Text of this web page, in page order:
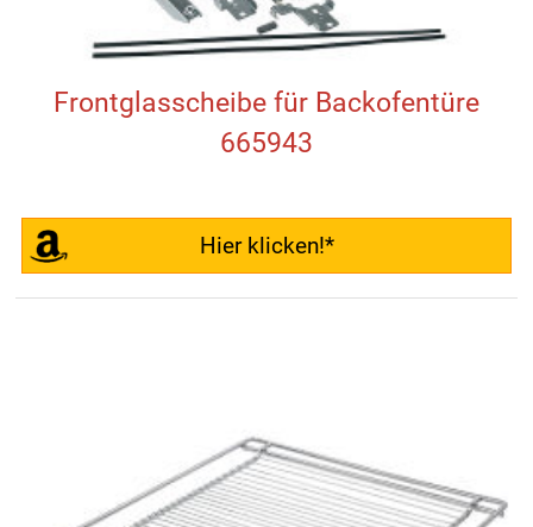
Frontglasscheibe für Backofentüre
665943
Hier klicken!*